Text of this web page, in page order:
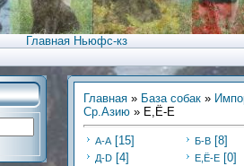
Главная Ньюфс-кз
Главная » База собак »
Ср.Азию » Е,Ё-Е
А-А [15] Б-В [8]
Д-D [4] Е,Ё-Е [0]